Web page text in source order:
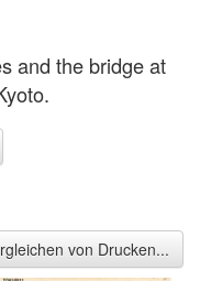
and the bridge at
von Drucken...